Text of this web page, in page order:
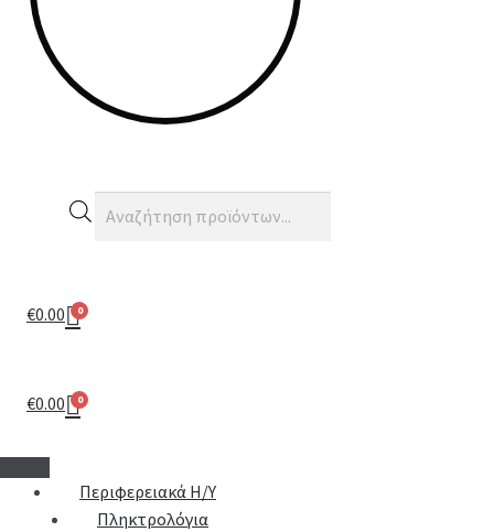
€0.00 0
€0.00 0
Περιφερειακά Η/Υ
Πληκτρολόγια